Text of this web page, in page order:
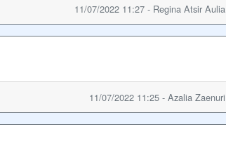
11/07/2022 11:27 - Regina Atsir Aulia
11/07/2022 11:25 - Azalia Zaenuri